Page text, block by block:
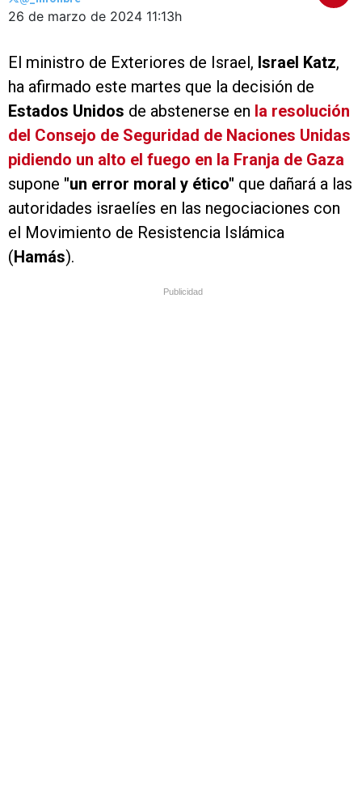
26 de marzo de 2024 11:13h
El ministro de Exteriores de Israel, Israel Katz,
ha afirmado este martes que la decisión de
Estados Unidos de abstenerse en la resolución
del Consejo de Seguridad de Naciones Unidas
pidiendo un alto el fuego en la Franja de Gaza
supone "un error moral y ético" que dañará a las
autoridades israelíes en las negociaciones con
el Movimiento de Resistencia Islámica
(Hamás).
Publicidad